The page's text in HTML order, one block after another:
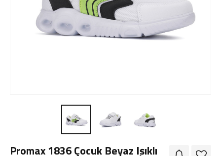
Yeni Üyelik
Giriş Yap
Promax 1836 Çocuk Beyaz Işıklı